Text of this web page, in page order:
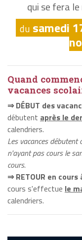
qui se fera le
du samedi
Quand
vacances
⇒ DÉBUT des
débutent après le
calendriers.
Les vacances débutent
n'ayant pas cours le
cours.
⇒ RETOUR en
cours s'effectue le
calendriers.